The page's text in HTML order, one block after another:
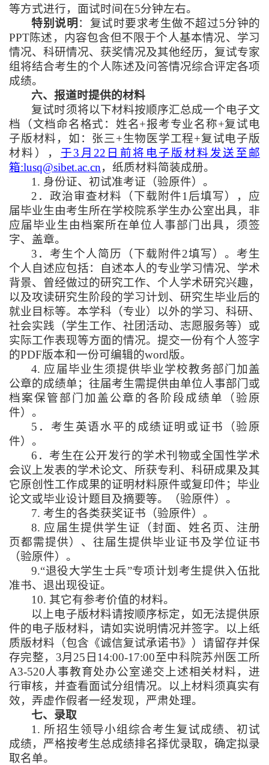
等方式进行，面试时间在5分钟左右。
特别说明 ：复试时要求考生做不超过5分钟的
PPT陈述，内容包含但不限于个人基本情况、学习
情况、科研情况、获奖情况及其他经历，复试专家
组将结合考生的个人陈述及问答情况综合评定各项
成绩。
六、报道时提供的材料
复试时须将以下材料按顺序汇总成一个电子文
档（文档命名格式：姓名+报考专业名称+复试电
子版材料，如：张三+生物医学工程+复试电子版
材料）， 于3 月 22 日前将电子版材料发送至邮
箱:lusq@sibet.ac.cn，纸质材料简装成册。
1. 身份证、初试准考证（验原件）。
2 ．政治审查材料（下载附件1 后填写），应
届毕业生由考生所在学校院系学生办公室出具，非
应届毕业生由档案所在单位人事部门出具，须签
字、盖章。
3 ．考生个人简历（下载附件2填写）。考生
个人自述应包括：自述本人的专业学习情况、学术
背景、曾经做过的研究工作、个人学术研究兴趣，
以及攻读研究生阶段的学习计划、研究生毕业后的
就业目标等。本学科（专业）以外的学习、科研、
社会实践（学生工作、社团活动、志愿服务等）或
实际工作表现等方面的情况。提交一份有个人签字
的PDF版本和一份可编辑的word版。
4. 应届毕业生须提供毕业学校教务部门加盖
公章的成绩单；往届考生需提供由单位人事部门或
档案保管部门加盖公章的各阶段成绩单（验原
件）。
5 ．考生英语水平的成绩证明或证书（验原
件）。
6 ．考生在公开发行的学术刊物或全国性学术
会议上发表的学术论文、所获专利、科研成果及其
它原创性工作成果的证明材料原件或复印件；毕业
论文或毕业设计题目及摘要等。（验原件）。
7. 考生的各类获奖证书（验原件）。
8. 应届生提供学生证（封面、姓名页、注册
页都需提供）、往届生提供毕业证书及学位证书
（验原件）。
9.“退役大学生士兵”专项计划考生提供入伍批
准书、退出现役证。
10. 其它有参考价值的材料。
以上电子版材料请按顺序标定，如无法提供原
件的电子版材料，请如实说明情况并签字。以上纸
质版材料（包含《诚信复试承诺书》）请留存并保
存完整， 3月 25 日 14:00-17:00至中科院苏州医工所
A3-520人事教育处办公室递交上述相关材料，进
行审核，并查看面试分组情况。以上材料须真实有
效，弄虚作假者一经发现，严肃处理。
七、录取
1. 所招生领导小组综合考生复试成绩、初试
成绩，严格按考生总成绩排名择优录取，确定拟录
取名单。